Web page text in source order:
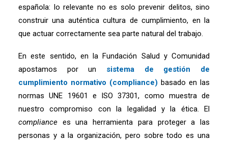
española: lo relevante no es solo prevenir delitos, sino
construir una auténtica cultura de cumplimiento, en la
que actuar correctamente sea parte natural del trabajo.
En este sentido, en la Fundación Salud y Comunidad
apostamos por un sistema de gestión de
cumplimiento normativo (compliance) basado en las
normas UNE 19601 e ISO 37301, como muestra de
nuestro compromiso con la legalidad y la ética. El
compliance es una herramienta para proteger a las
personas y a la organización, pero sobre todo es una